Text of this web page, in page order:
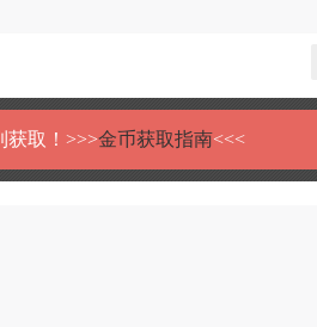
获取！>>>金币获取指南<<<